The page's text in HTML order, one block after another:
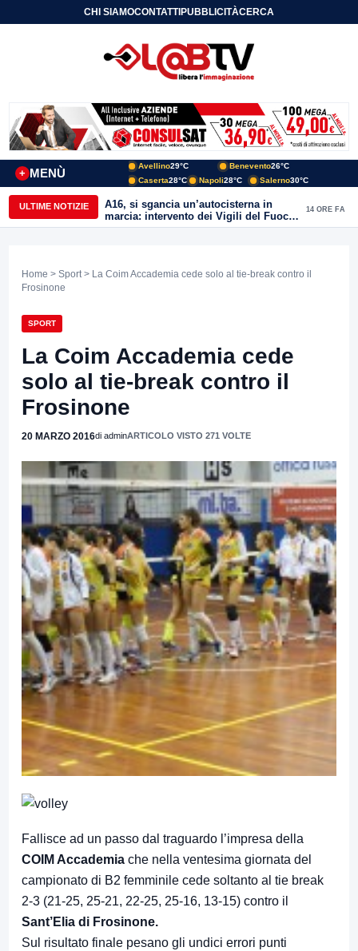
CHI SIAMOCONTATTIPUBBLICITÀCERCA
MENÙ
+
Avellino29°C Benevento26°C
Caserta28°C Napoli28°C Salerno30°C
ULTIME NOTIZIE
A16, si sgancia un’autocisterna in
marcia: intervento dei Vigili del Fuoco
a Mirabella Eclano
14 ORE FA
Home > Sport > La Coim Accademia cede solo al tie-break contro il
Frosinone
SPORT
La Coim Accademia cede
solo al tie-break contro il
Frosinone
20 MARZO 2016di adminARTICOLO VISTO 271 VOLTE
Fallisce ad un passo dal traguardo l’impresa della
COIM Accademia che nella ventesima giornata del
campionato di B2 femminile cede soltanto al tie break
2-3 (21-25, 25-21, 22-25, 25-16, 13-15) contro il
Sant’Elia di Frosinone.
Sul risultato finale pesano gli undici errori punti